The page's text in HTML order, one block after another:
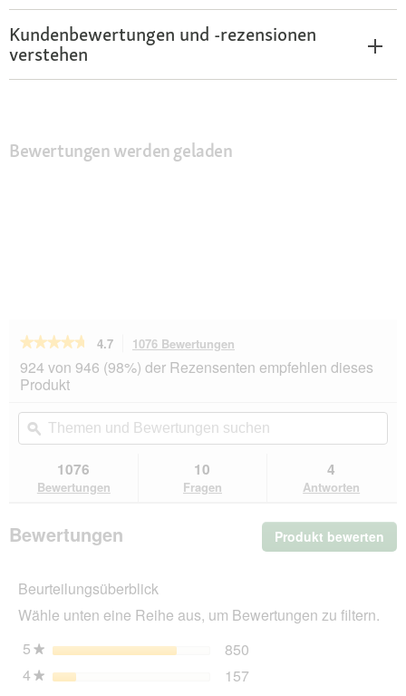
Kundenbewertungen und -rezensionen
verstehen
Bewertungen werden geladen
★★★★★
★★★★★
von
5
lesen
für
Prescription
Diet
Multicare
4.7 1076 Bewertungen
dieser
Aktion
du
zu
den
924 von 946 (98%) der Rezensenten empfehlen dieses
Produkt
Themen
und
Bewertungen
ϙ
1076
Bewertungen
10
Fragen
4
Antworten
Bewertungen Produkt bewerten
Mit
Beurteilungsüberblick
Wähle unten eine Reihe aus, um Bewertungen zu filtern.
5★ Sterne 850
4★ Sterne 157